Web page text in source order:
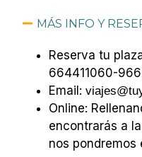
MÁS INFO Y
Reserva tu
664411060-
Email:
Online:
encontrarás a
nos